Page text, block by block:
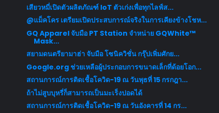
เสียวหมี่เปิดตัวผลิตภัณฑ์ IoT ตัวเก่งเพื่อทุกไลฟ์ส...
@แม็คโคร เตรียมเปิดประสบการณ์จริงในการเคียงข้างโชห...
GQ Apparel จับมือ PT Station จำหน่าย GQWhite™
Mask...
สยามดนตรียามาฮ่า จับมือ โซนิควิชั่น กรุ๊ปเพิ่มศักย...
Google.org ช่วยเหลือผู้ประกอบการขนาดเล็กที่ด้อยโอก...
สถานการณ์การติดเชื้อโควิด-19 ณ วันพุธที่ 15 กรกฎา...
ถ้าไม่สูบบุหรี่ก็สามารถเป็นมะเร็งปอดได้
สถานการณ์การติดเชื้อโควิด-19 ณ วันอังคารที่ 14 กร...